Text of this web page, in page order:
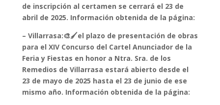
de inscripción al certamen se cerrará el 23 de
abril de 2025. Información obtenida de la página:
– Villarrasa:🎨🖌️el plazo de presentación de obras
para el XIV Concurso del Cartel Anunciador de la
Feria y Fiestas en honor a Ntra. Sra. de los
Remedios de Villarrasa estará abierto desde el
23 de mayo de 2025 hasta el 23 de junio de ese
mismo año. Información obtenida de la página: